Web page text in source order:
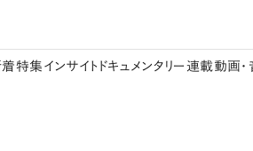
特集 インサイト ドキュメンタリー 連載動画